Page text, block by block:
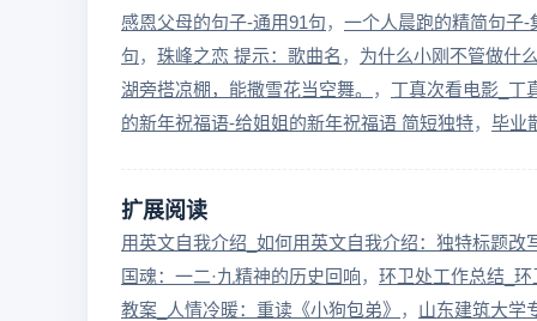
感恩父母的句子-通用91句
一个人晨跑的精简句子-
句
珠峰之恋 提示：歌曲名
为什么小刚不管做什
湖旁搭凉棚，能撒雪花当空舞。
丁真次看电影_丁
的新年祝福语-给姐姐的新年祝福语 简短独特
毕业
扩展阅读
用英文自我介绍_如何用英文自我介绍：独特标题改
国魂：一二·九精神的历史回响
环卫处工作总结_
教案_人情冷暖：重读《小狗包弟》
山东建筑大学